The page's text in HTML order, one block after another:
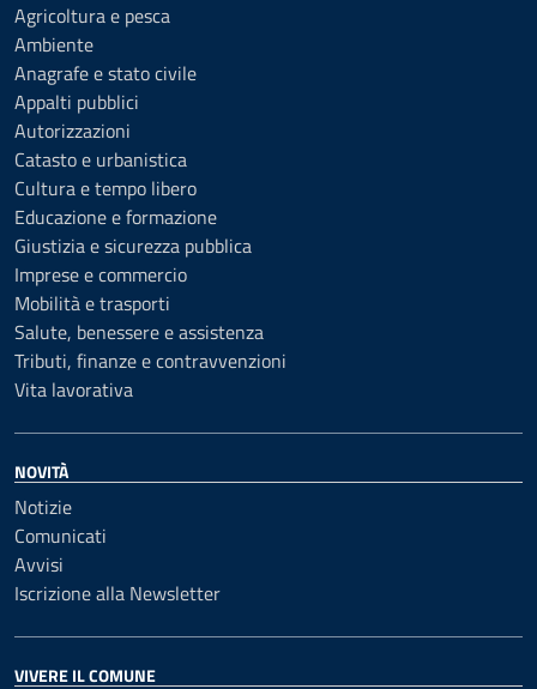
Agricoltura e pesca
Ambiente
Anagrafe e stato civile
Appalti pubblici
Autorizzazioni
Catasto e urbanistica
Cultura e tempo libero
Educazione e formazione
Giustizia e sicurezza pubblica
Imprese e commercio
Mobilità e trasporti
Salute, benessere e assistenza
Tributi, finanze e contravvenzioni
Vita lavorativa
NOVITÀ
Notizie
Comunicati
Avvisi
Iscrizione alla Newsletter
VIVERE IL COMUNE